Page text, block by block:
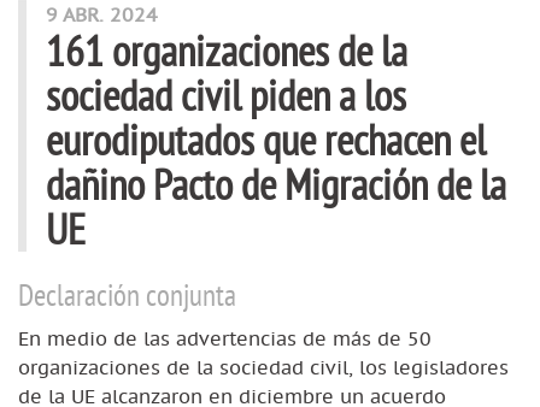
9 ABR. 2024
161 organizaciones de la
sociedad civil piden a los
eurodiputados que rechacen el
dañino Pacto de Migración de la
UE
Declaración conjunta
En medio de las advertencias de más de 50
organizaciones de la sociedad civil, los legisladores
de la UE alcanzaron en diciembre un acuerdo